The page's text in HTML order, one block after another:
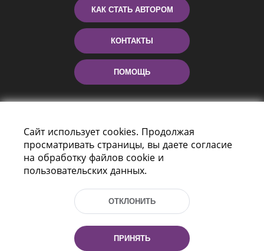
КАК СТАТЬ АВТОРОМ
КОНТАКТЫ
ПОМОЩЬ
г. Минск, Республика Беларусь, 220114
Тел.: (+375 17) 368 37 37, Факс: (+375 17)
Эл. почта: inbox@nlb.by
Сайт использует cookies. Продолжая
просматривать страницы, вы даете согласие
на обработку файлов cookie и
пользовательских данных.
ОТКЛОНИТЬ
ПРИНЯТЬ